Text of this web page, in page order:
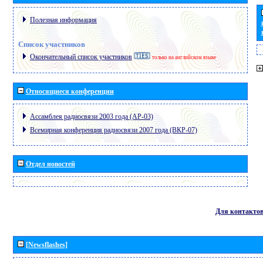
Полезная информация
Список участников
Окончательный список участников только на английском языке
Относящиеся конференции
Ассамблея радиосвязи 2003 года (АР-03)
Всемирная конференция радиосвязи 2007 года (ВКР-07)
Отдел новостей
Для контактов
[Newsflashes]